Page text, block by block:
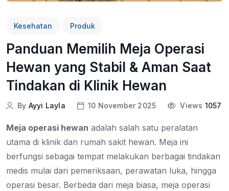
Kesehatan Produk
Panduan Memilih Meja Operasi
Hewan yang Stabil & Aman Saat
Tindakan di Klinik Hewan
By Ayyi Layla 10 November 2025 Views 1057
Meja operasi hewan adalah salah satu peralatan
utama di klinik dan rumah sakit hewan. Meja ini
berfungsi sebagai tempat melakukan berbagai tindakan
medis mulai dari pemeriksaan, perawatan luka, hingga
operasi besar. Berbeda dari meja biasa, meja operasi